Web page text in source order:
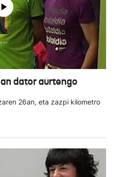
dator aurtengo
26an, eta zazpi kilometro